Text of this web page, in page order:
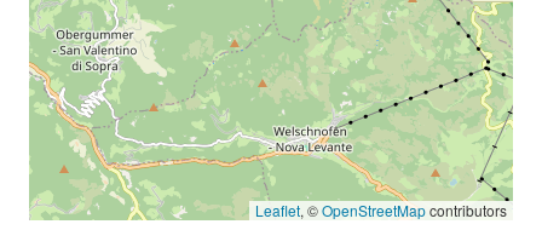
Leaflet, ©OpenStreetMapcontributors